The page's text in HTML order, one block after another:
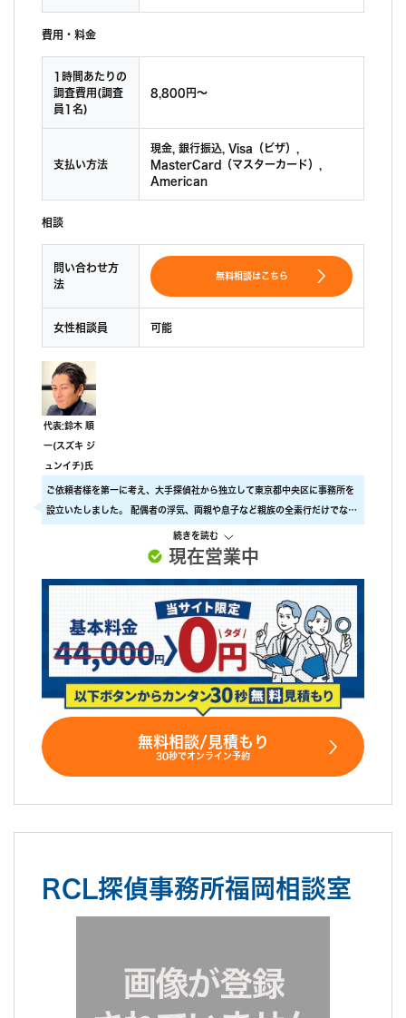
費用・料金
1時間あたりの
調査費用(調査
員1名)
8,800円〜
支払い方法
現金, 銀行振込, Visa（ビザ）,
MasterCard（マスターカード）,
American
相談
問い合わせ方
法
無料相談はこちら
女性相談員 可能
代表:鈴木 順
一(スズキ ジ
ュンイチ)氏
ご依頼者様を第一に考え、大手探偵社から独立して東京都中央区に事務所を
設立いたしました。 配偶者の浮気、両親や息子など親族の全素行だけでな
く、ストーカー行為の証拠、行方不明者の捜索、企業調査まで調査全般を承
続きを読む
現在営業中
無料相談/見積もり
30秒でオンライン予約
RCL探偵事務所福岡相談室